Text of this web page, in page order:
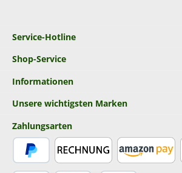
Service-Hotline
Shop-Service
Informationen
Unsere wichtigsten Marken
Zahlungsarten